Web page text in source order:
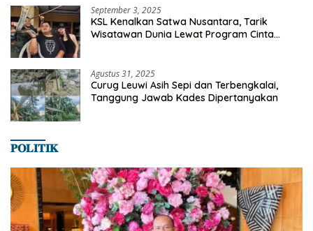
September 3, 2025
KSL Kenalkan Satwa Nusantara, Tarik
Wisatawan Dunia Lewat Program Cinta
Agustus 31, 2025
Curug Leuwi Asih Sepi dan Terbengkalai,
Tanggung Jawab Kades Dipertanyakan
𝐏𝐎𝐋𝐈𝐓𝐈𝐊